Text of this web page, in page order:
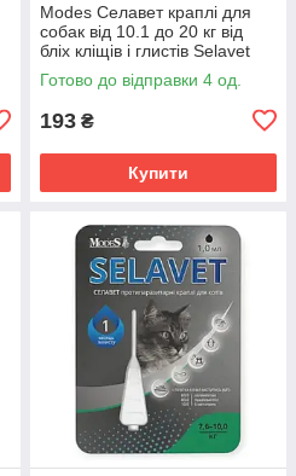
Modes Селавет краплі для
собак від 10.1 до 20 кг від
бліх кліщів і глистів Selavet
протипаразитарний засіб
Готово до відправки 4 од.
193 ₴
Купити